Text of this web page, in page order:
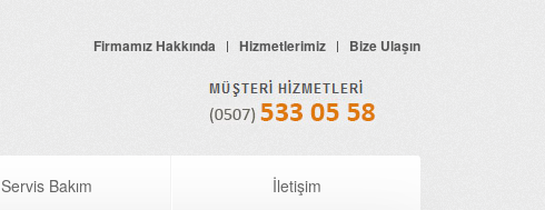
Firmamız Hakkında Hizmetlerimiz Bize Ulaşın
Servis Bakım İletişim